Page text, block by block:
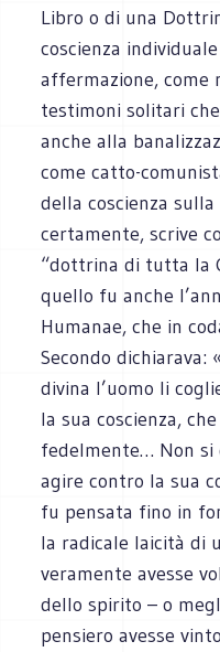
Libro o di una
coscienza
affermazione, come
testimoni solitari
anche alla
come catto-
della coscienza
certamente, scrive
“dottrina di tutta la
quello fu anche
Humanae, che in
Secondo
divina l’uomo li
la sua coscienza,
fedelmente… Non si
agire contro la sua
fu pensata fino in
la radicale laicità di
veramente avesse
dello spirito – o
pensiero avesse